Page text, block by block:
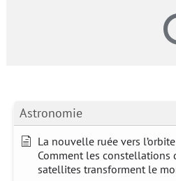
Astronomie
La nouvelle ruée vers
Comment les constellations
satellites transforment le